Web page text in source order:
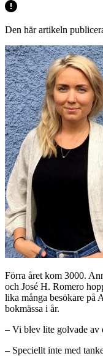
Den här artikeln
Förra året kom 3000.
och José H. Romero
lika många besökare på
bokmässa i år.
– Vi blev lite golvade av
– Speciellt inte med